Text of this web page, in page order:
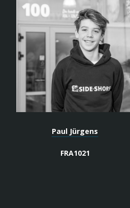
Paul Jürgens
FRA1021